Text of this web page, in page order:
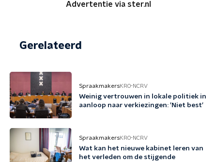
Advertentie via ster.nl
Gerelateerd
SpraakmakersKRO-NCRV
Weinig vertrouwen in lokale politiek in
aanloop naar verkiezingen: 'Niet best'
SpraakmakersKRO-NCRV
Wat kan het nieuwe kabinet leren van
het verleden om de stijgende